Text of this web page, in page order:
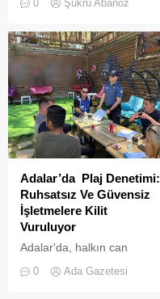
yüzyıllardır biriktirdiği çok
devasa bir hafıza
mekânıdır.
0 Şükrü Abanoz
Adalar’da Plaj Denetimi:
Ruhsatsız Ve Güvensiz
İşletmelere Kilit
Vuruluyor
Adalar'da, halkın can
haksız işgallerin önüne
0 Ada Gazetesi